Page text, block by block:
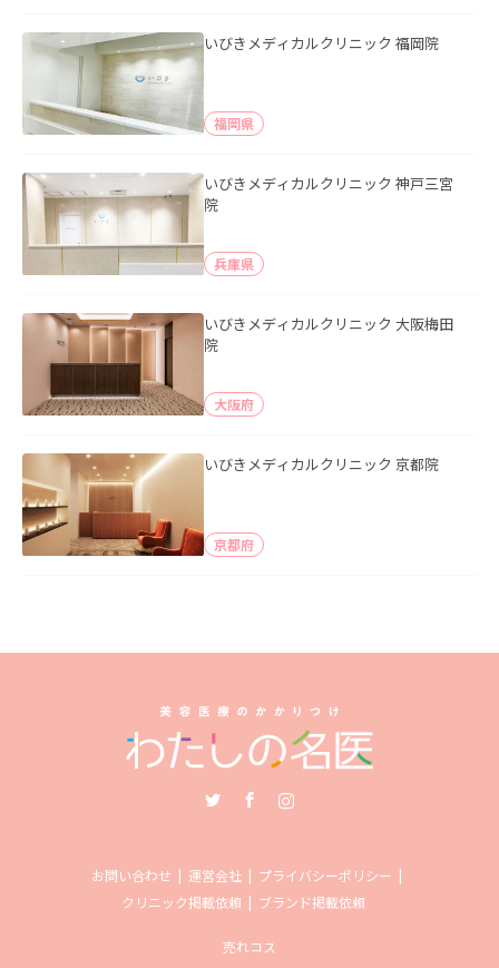
いびきメディカルクリニック 福岡院
福岡県
いびきメディカルクリニック 神戸三宮
院
兵庫県
いびきメディカルクリニック 大阪梅田
院
大阪府
いびきメディカルクリニック 京都院
京都府
お問い合わせ 運営会社
プライバシーポリシー
クリニック掲載依頼
ブランド掲載依頼
売れコス